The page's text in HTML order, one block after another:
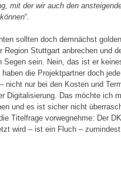
mit der wir auch den
“.
sollten doch demnächst
Region Stuttgart anbrechen und
Segen sein. Nein, das ist er
die Projektpartner doch
nicht nur bei den Kosten und
Digitalisierung. Das möchte ich
und es ist sicher nicht
Titelfrage vorwegnehme: Der
wird – ist ein Fluch –